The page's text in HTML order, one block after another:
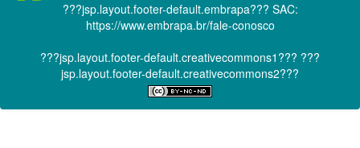
???jsp.layout.footer-default.embrapa??? SAC:
https://www.embrapa.br/fale-conosco
???jsp.layout.footer-default.creativecommons1??? ???
jsp.layout.footer-default.creativecommons2???